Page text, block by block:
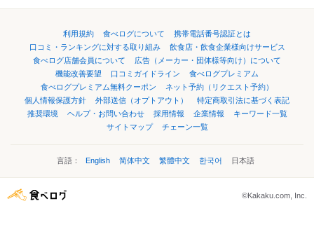
利用規約 食べログについて
携帯電話番号認証とは
口コミ・ランキングに対する取り組み
飲食店・飲食企業様向けサービス
食べログ店舗会員について
広告（メーカー・団体様等向け）について
機能改善要望
口コミガイドライン
食べログプレミアム
食べログプレミアム無料クーポン
ネット予約（リクエスト予約）
個人情報保護方針
外部送信（オプトアウト）
特定商取引法に基づく表記
推奨環境
ヘルプ・お問い合わせ 採用情報 企業情報
キーワード一覧
サイトマップ
チェーン一覧
言語： English 简体中文 繁體中文 한국어 日本語
©Kakaku.com, Inc.